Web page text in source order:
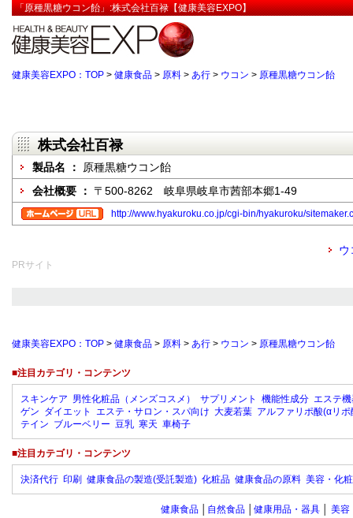
「原種黒糖ウコン飴」:株式会社百禄【健康美容EXPO】
健康美容EXPO：TOP > 健康食品 > 原料 > あ行 > ウコン > 原種黒糖ウコン飴
株式会社百禄
製品名 ：
原種黒糖ウコン飴
会社概要 ： 〒500-8262 岐阜県岐阜市茜部本郷1-49
http://www.hyakuroku.co.jp/cgi-bin/hyakuroku/
ウ
PRサイト
健康美容EXPO：TOP > 健康食品 > 原料 > あ行 > ウコン > 原種黒糖ウコン飴
■注目カテゴリ・コンテンツ
スキンケア 男性化粧品（メンズコスメ） サプリメント 機能性成分 エステ
ゲン ダイエット エステ・サロン・スパ向け 大麦若葉 アルファリポ酸(αリポ
テイン ブルーベリー 豆乳 寒天 車椅子
■注目カテゴリ・コンテンツ
決済代行 印刷 健康食品の製造(受託製造) 化粧品 健康食品の原料 美容・化
健康食品 自然食品 健康用品・器具 美容